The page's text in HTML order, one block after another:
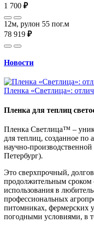
1 700 ₽
12м, рулон 55 пог.м
78 919 ₽
Новости
Пленка «Светлица»:
Пленка для теплиц
Пленка Светлица™ –
для теплиц, созданное по
научно-
Петербург).
Это сверхпрочный,
продолжительным
использования в
профессиональных
питомниках, фермерских
погодными условиями, в